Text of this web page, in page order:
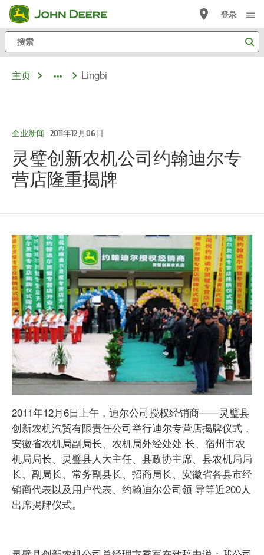
跳
至
主
内
容
搜
索
登录
主页 Lingbi
企业新闻 2011年12月06日
灵璧创新农机公司约翰迪尔专
营店隆重揭牌
2011年12月6日上午，迪尔公司授权经销商——灵璧县
创新农机汽贸有限责任公司举行迪尔专营店揭牌仪式，
安徽省农机局副局长、农机局外经处处 长、宿州市农
机局局长、灵璧县人大主任、县政协主席、县农机局局
长、副局长、常务副县长、招商局长、安徽省各县市经
销商代表以及用户代表、约翰迪尔公司领 导等近200人
出席揭牌仪式。